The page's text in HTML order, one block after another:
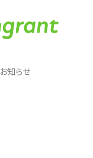
お知らせ